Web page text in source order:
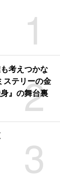
1
2
考えつかな
テリーの金
』の舞台裏
3